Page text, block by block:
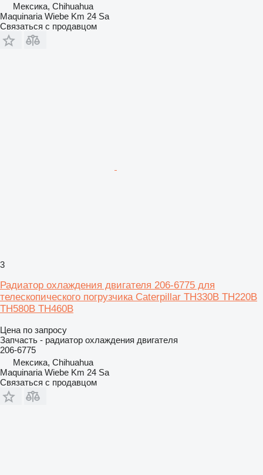
Мексика, Chihuahua
Maquinaria Wiebe Km 24 Sa
Связаться с продавцом
3
Радиатор охлаждения двигателя 206-6775 для
телескопического погрузчика Caterpillar TH330B TH220B
TH580B TH460B
Цена по запросу
Запчасть - радиатор охлаждения двигателя
206-6775
Мексика, Chihuahua
Maquinaria Wiebe Km 24 Sa
Связаться с продавцом